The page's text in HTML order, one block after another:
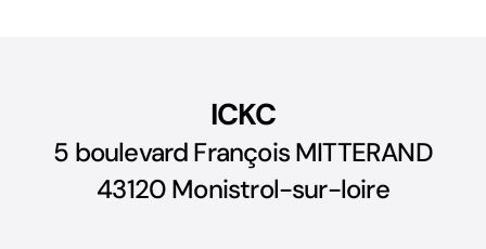
ICKC
5 boulevard François MITTERAND
43120 Monistrol-sur-loire